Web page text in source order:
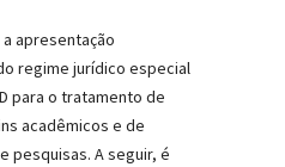
apresentação
regime jurídico especial
para o tratamento de
acadêmicos e de
pesquisas. A seguir, é